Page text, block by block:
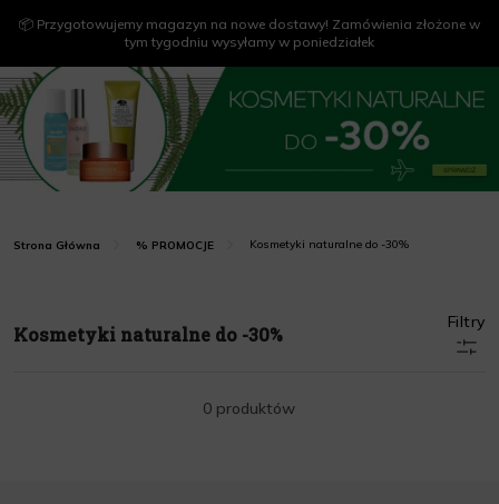
📦 Przygotowujemy magazyn na nowe dostawy! Zamówienia złożone w
tym tygodniu wysyłamy w poniedziałek
Strona Główna % PROMOCJE Kosmetyki naturalne do -30%
Kosmetyki naturalne do -30%
Filtry
0 produktów